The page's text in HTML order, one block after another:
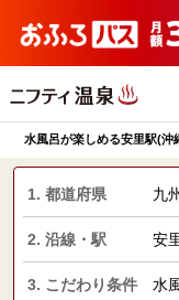
水風呂が楽しめる安里駅(沖
1. 都道府県 九
2. 沿線・駅 安
3. こだわり条件 水